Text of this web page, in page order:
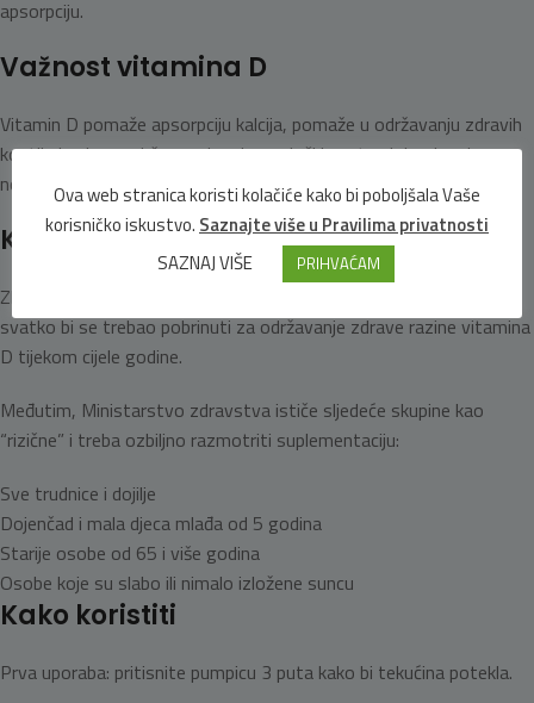
apsorpciju.
Važnost vitamina D
Vitamin D pomaže apsorpciju kalcija, pomaže u održavanju zdravih
kostiju i zuba, podržava zdrav imunološki sustav i doprinosi
normalnoj funkciji mišića.
Kome treba
Zbog promjenjive prehrane i sve većeg unutarnjeg stila života,
svatko bi se trebao pobrinuti za održavanje zdrave razine vitamina
D tijekom cijele godine.
Međutim, Ministarstvo zdravstva ističe sljedeće skupine kao
“rizične” i treba ozbiljno razmotriti suplementaciju:
Sve trudnice i dojilje
Dojenčad i mala djeca mlađa od 5 godina
Starije osobe od 65 i više godina
Osobe koje su slabo ili nimalo izložene suncu
Kako koristiti
Prva uporaba: pritisnite pumpicu 3 puta kako bi tekućina potekla.
Ova web stranica koristi kolačiće kako bi poboljšala Vaše
korisničko iskustvo. Saznajte više u Pravilima privatnosti
SAZNAJ VIŠE
PRIHVAĆAM